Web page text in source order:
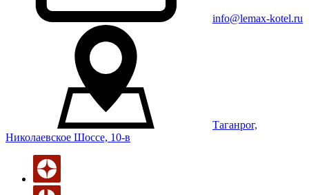
info@lemax-kotel.ru
Таганрог,
Николаевское Шоссе, 10-в